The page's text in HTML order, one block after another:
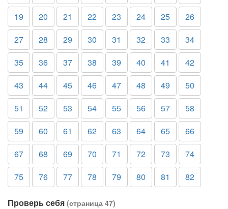
19
20 21 22 23 24 25
26
27
28 29 30 31 32 33
34
35
36 37 38 39 40 41
42
43
44 45 46 47 48 49
50
51
52 53 54 55 56 57
58
59
60 61 62 63 64 65
66
67
68 69 70 71 72 73
74
75
76 77 78 79 80 81 82
Проверь себя (страница 47)